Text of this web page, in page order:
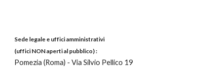
Sede legale e uffici amministrativi
(uffici NON aperti al pubblico) :
Pomezia (Roma) - Via Silvio Pellico 19